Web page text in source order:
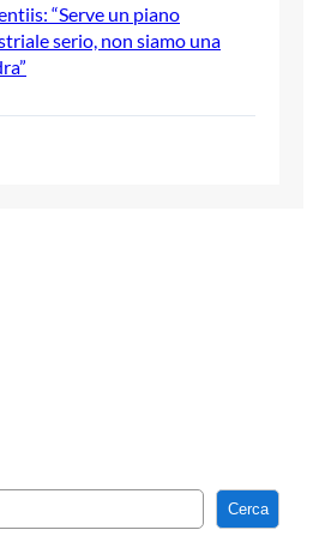
“Serve un piano
serio, non siamo una
e
Cerca